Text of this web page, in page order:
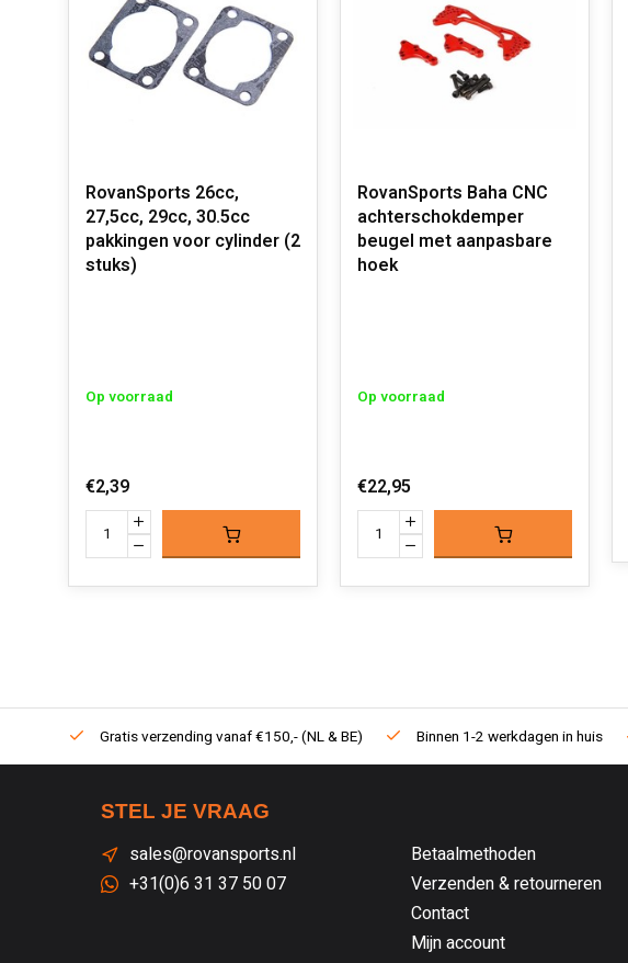
RovanSports 26cc,
27,5cc, 29cc, 30.5cc
pakkingen voor cylinder (2
stuks)
Op voorraad
€2,39
RovanSports Baha CNC
achterschokdemper
beugel met aanpasbare
hoek
Op voorraad
€22,95
Gratis verzending vanaf €150,- (NL & BE) Binnen 1-2 werkdagen in huis
STEL JE VRAAG
sales@rovansports.nl
+31(0)6 31 37 50 07
Betaalmethoden
Verzenden & retourneren
Contact
Mijn account